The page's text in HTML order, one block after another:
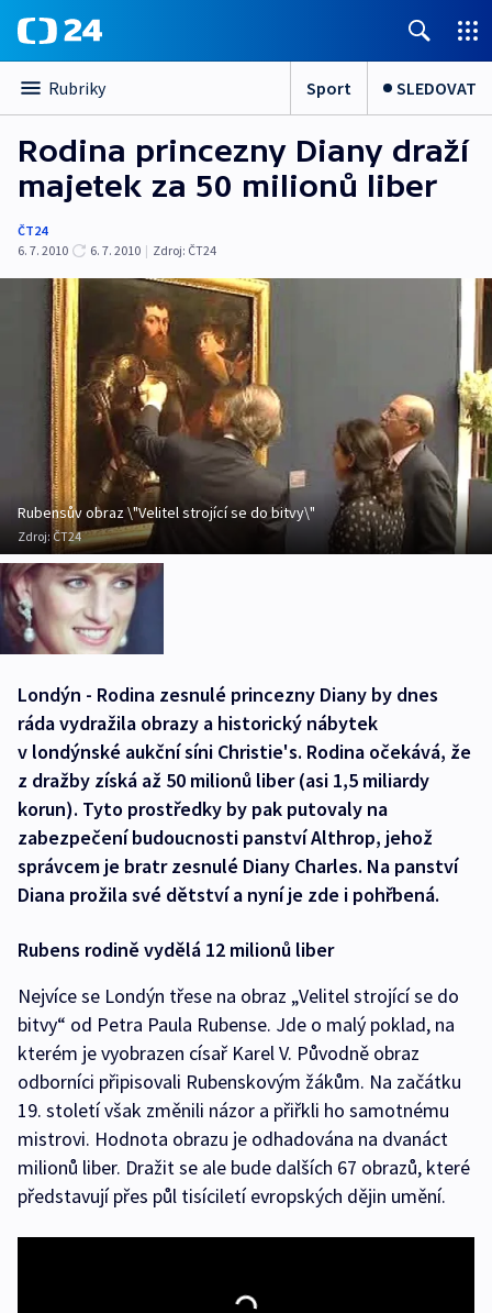
Rubriky Sport SLEDOVAT
Rodina princezny Diany draží
majetek za 50 milionů liber
ČT24
6. 7. 2010
6. 7. 2010 | Zdroj: ČT24
Rubensův obraz \"Velitel strojící se do bitvy\"
Zdroj: ČT24
Londýn - Rodina zesnulé princezny Diany by dnes
ráda vydražila obrazy a historický nábytek
v londýnské aukční síni Christie's. Rodina očekává, že
z dražby získá až 50 milionů liber (asi 1,5 miliardy
korun). Tyto prostředky by pak putovaly na
zabezpečení budoucnosti panství Althrop, jehož
správcem je bratr zesnulé Diany Charles. Na panství
Diana prožila své dětství a nyní je zde i pohřbená.
Rubens rodině vydělá 12 milionů liber
Nejvíce se Londýn třese na obraz „Velitel strojící se do
bitvy“ od Petra Paula Rubense. Jde o malý poklad, na
kterém je vyobrazen císař Karel V. Původně obraz
odborníci připisovali Rubenskovým žákům. Na začátku
19. století však změnili názor a přiřkli ho samotnému
mistrovi. Hodnota obrazu je odhadována na dvanáct
milionů liber. Dražit se ale bude dalších 67 obrazů, které
představují přes půl tisíciletí evropských dějin umění.